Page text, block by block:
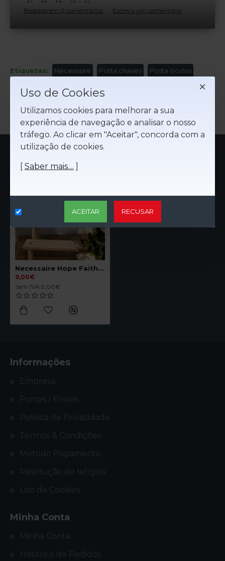
Uso de Cookies
Utilizamos cookies para melhorar a sua
experiência de navegação e analisar o nosso
tráfego. Ao clicar em "Aceitar", concorda com a
utilização de cookies.
[ Saber mais.... ]
ACEITAR RECUSAR
Baseada em 0 comentários. - Escreva um comentário
Etiquetas: Necessaire Porta chaves Posta óculos
Sacos multiusos Tote pequena
VISTO AGORA + VISTO PORTA CHAVES
Necessaire Hope Faith Love
9,00€
Sem IVA:9,00€
Informações
Empresa
Portes / Envios
Politica de Privacidade
Termos & Condições
Método Pagamento
Resolução de letígios
Uso de Cookies
Minha Conta
Minha Conta
Histórico de Pedidos